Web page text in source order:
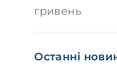
гривень
Останні